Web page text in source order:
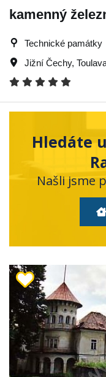
kamenný
Technické památky
Jižní Čechy,
Hledáte
Našli jsme